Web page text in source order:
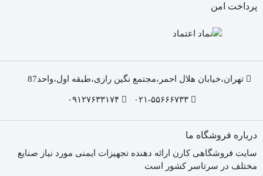
پرداخت امن
تهران،خیابان هلال احمر،مجتمع نگین رازی،طبقه اول،واحد87
۰۲۱-۵۵۶۶۶۷۳۳ ۰۹۱۲۷۶۳۳۱۷۴
درباره فروشگاه ما
سایت فروشگاهی کارن ارائه دهنده تجهیزات ایمنی مورد نیاز صنایع
مختلف در سرتاسر کشور است